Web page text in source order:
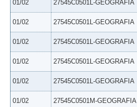
01/02 27545C0501L-GEOGRAFIA
01/02 27545C0501L-GEOGRAFIA
01/02 27545C0501L-GEOGRAFIA
01/02 27545C0501L-GEOGRAFIA
01/02 27545C0501L-GEOGRAFIA
01/02 27545C0501M-GEOGRAFIA